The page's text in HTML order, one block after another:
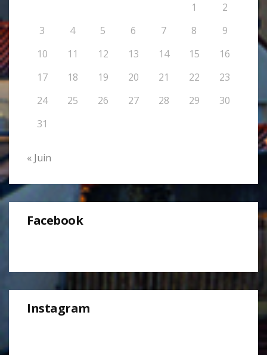
1
2
3
4 5 6 7 8
9
10
11 12 13 14 15
16
17
18 19 20 21 22
23
24
25 26 27 28 29
30
31
« Juin
Facebook
Instagram